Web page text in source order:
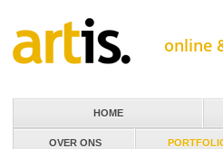
online
HOME
OVER ONS